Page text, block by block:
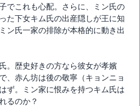
でこれも心配。さらに、ミン氏の
た下女キム氏の出産隠しが王に知
ン氏一家の排除が本格的に動き出
。歴史好きの方なら彼女が孝嬪
、赤ん坊は後の敬寧（キョンニョ
ず。ミン家に恨みを持つキム氏は
るのか？